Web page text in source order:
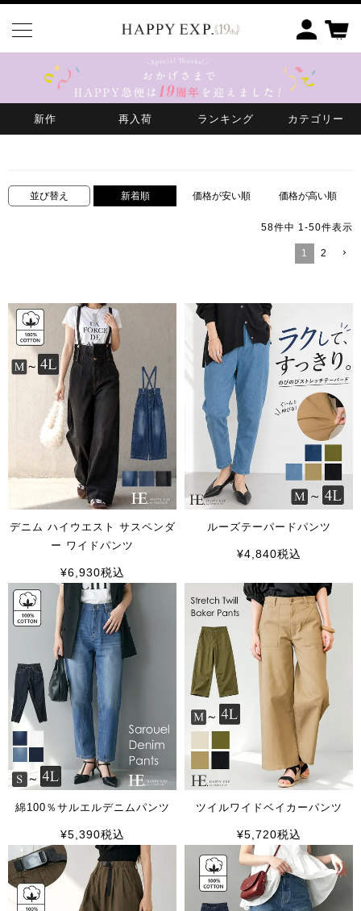
新作 再入荷 ランキング カテゴリー
BOTTOMS
パンツ
並び替え 新着順 価格が安い順 価格が高い順
58件中 1-50件表示
1 2
デニム ハイウエスト サスペンダ
ー ワイドパンツ
¥6,930税込
ルーズテーパードパンツ
¥4,840税込
綿100％サルエルデニムパンツ
¥5,390税込
ツイルワイドベイカーパンツ
¥5,720税込